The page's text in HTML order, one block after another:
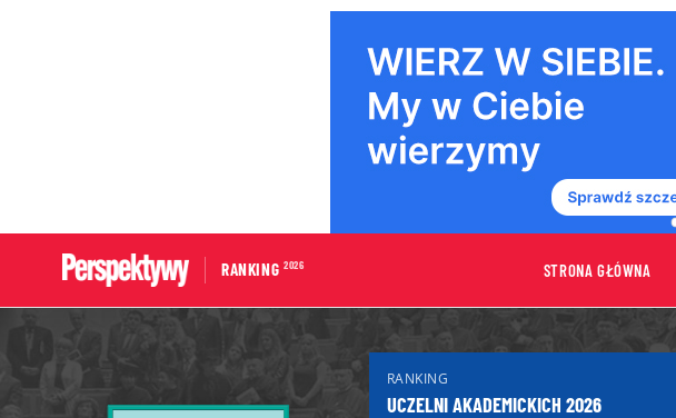
RANKING 2026 STRONA GŁÓWNA
Portal edukacyjny
Aktualności edukacyjne
Dla Maturzystów
RANKING
UCZELNI AKADEMICKICH 2026